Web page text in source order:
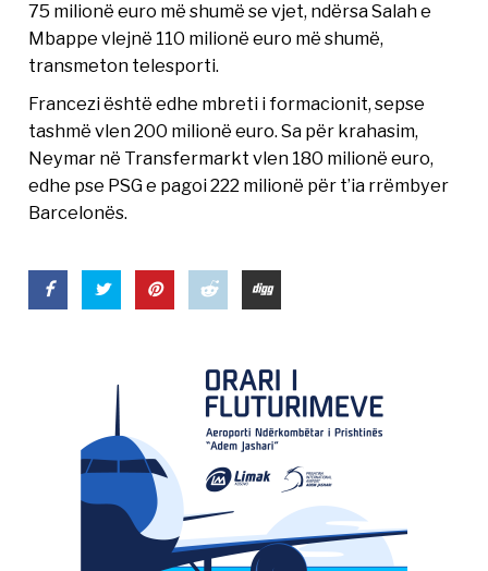
75 milionë euro më shumë se vjet, ndërsa Salah e
Mbappe vlejnë 110 milionë euro më shumë,
transmeton telesporti.
Francezi është edhe mbreti i formacionit, sepse
tashmë vlen 200 milionë euro. Sa për krahasim,
Neymar në Transfermarkt vlen 180 milionë euro,
edhe pse PSG e pagoi 222 milionë për t’ia rrëmbyer
Barcelonës.